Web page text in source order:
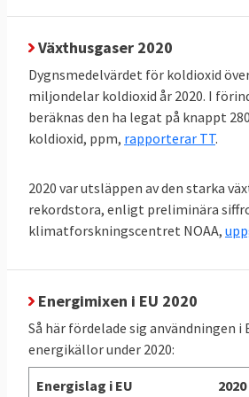
den så kallade primära
delas med antalet invånare
som förbrukar mest energi.
förbrukar mer energi än andra
per person och hamnar på
i förbrukningsligan efter
förbrukar malteser.
TABELL 4.
2011
EU-genomsnitt 3,21
Växthusgaser 2020
Dygnsmedelvärdet för koldioxid
miljondelar koldioxid år 2020. I
beräknas den ha legat på knappt
koldioxid, ppm, rapporterar TT.
2020 var utsläppen av den starka
rekordstora, enligt preliminära
klimatforskningscentret NOAA,
Energimixen i EU 2020
Så här fördelade sig användningen i
energikällor under 2020:
Energislag i EU 2020